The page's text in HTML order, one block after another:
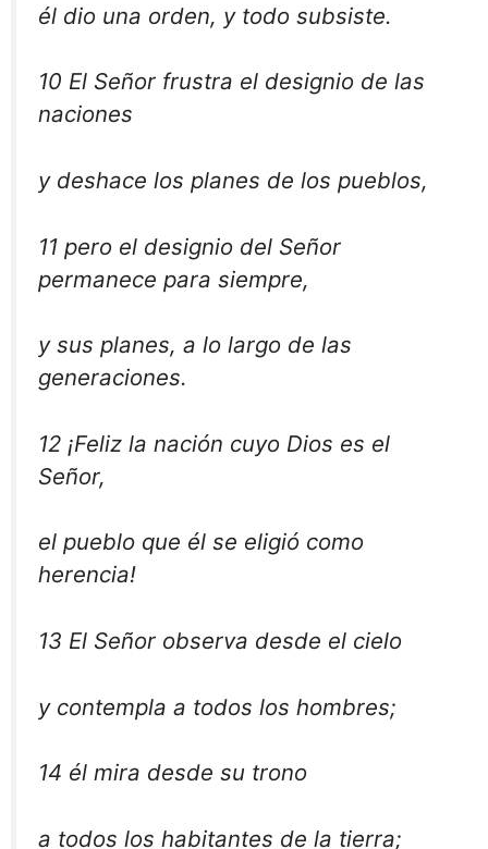
él dio una orden, y todo subsiste.
10 El Señor frustra el designio de las
naciones
y deshace los planes de los pueblos,
11 pero el designio del Señor
permanece para siempre,
y sus planes, a lo largo de las
generaciones.
12 ¡Feliz la nación cuyo Dios es el
Señor,
el pueblo que él se eligió como
herencia!
13 El Señor observa desde el cielo
y contempla a todos los hombres;
14 él mira desde su trono
a todos los habitantes de la tierra;